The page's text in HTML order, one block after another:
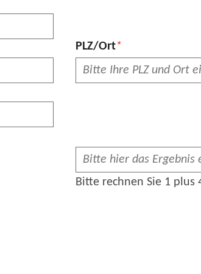
Pflichtfeld
PLZ/Ort*
Bitte rechnen Sie 1 plus